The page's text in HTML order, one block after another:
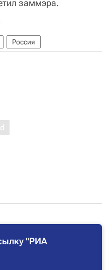
заммэра.
Россия
"РИА